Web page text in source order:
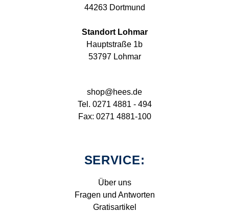
44263 Dortmund
Standort Lohmar
Hauptstraße 1b
53797 Lohmar
shop@hees.de
Tel. 0271 4881 - 494
Fax: 0271 4881-100
SERVICE:
Über uns
Fragen und Antworten
Gratisartikel